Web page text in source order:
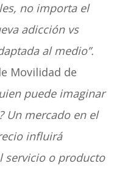
no importa el
adicción vs
al medio”.
Movilidad de
puede imaginar
Un mercado en el
influirá
servicio o producto